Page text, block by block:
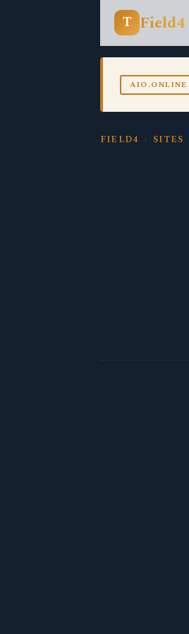
T Field4
AIO.ONLINE
FIELD4 › SITES